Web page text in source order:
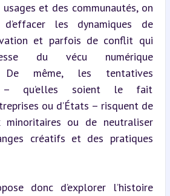
et des communautés, on
les dynamiques de
et parfois de conflit qui
du vécu numérique
De même, les tentatives
– qu’elles soient le fait
ou d’États – risquent de
ou de neutraliser
créatifs et des pratiques
donc d’explorer l’histoire